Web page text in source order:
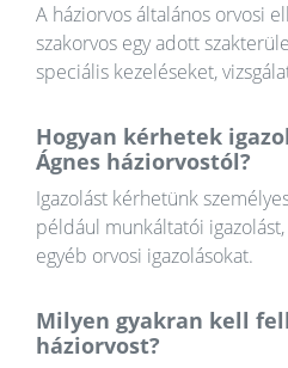
A háziorvos általános orvosi
szakorvos egy adott
speciális kezeléseket,
Hogyan kérhetek
Ágnes háziorvostól?
Igazolást kérhetünk
például munkáltatói igazolást,
egyéb orvosi igazolásokat.
Milyen gyakran kell
háziorvost?